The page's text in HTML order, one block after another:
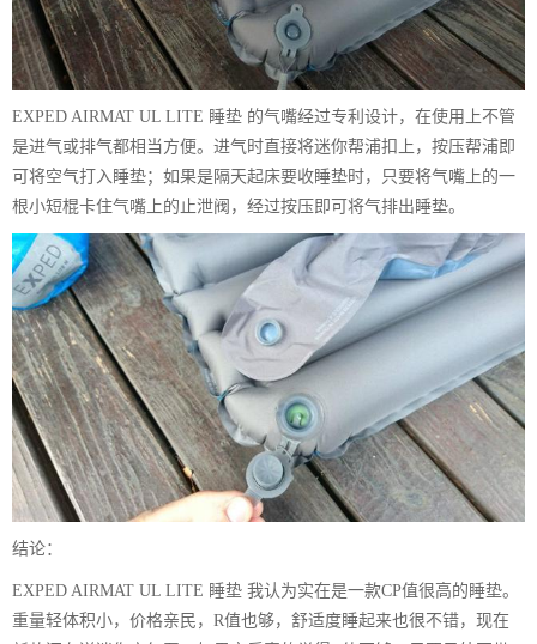
EXPED AIRMAT UL LITE 睡垫 的气嘴经过专利设计，在使用上不管
是进气或排气都相当方便。进气时直接将迷你帮浦扣上，按压帮浦即
可将空气打入睡垫；如果是隔天起床要收睡垫时，只要将气嘴上的一
根小短棍卡住气嘴上的止泄阀，经过按压即可将气排出睡垫。
结论：
EXPED AIRMAT UL LITE 睡垫 我认为实在是一款CP值很高的睡垫。
重量轻体积小，价格亲民，R值也够，舒适度睡起来也很不错，现在